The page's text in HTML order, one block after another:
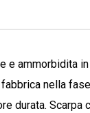
e ammorbidita
nella
durata. Scarpa